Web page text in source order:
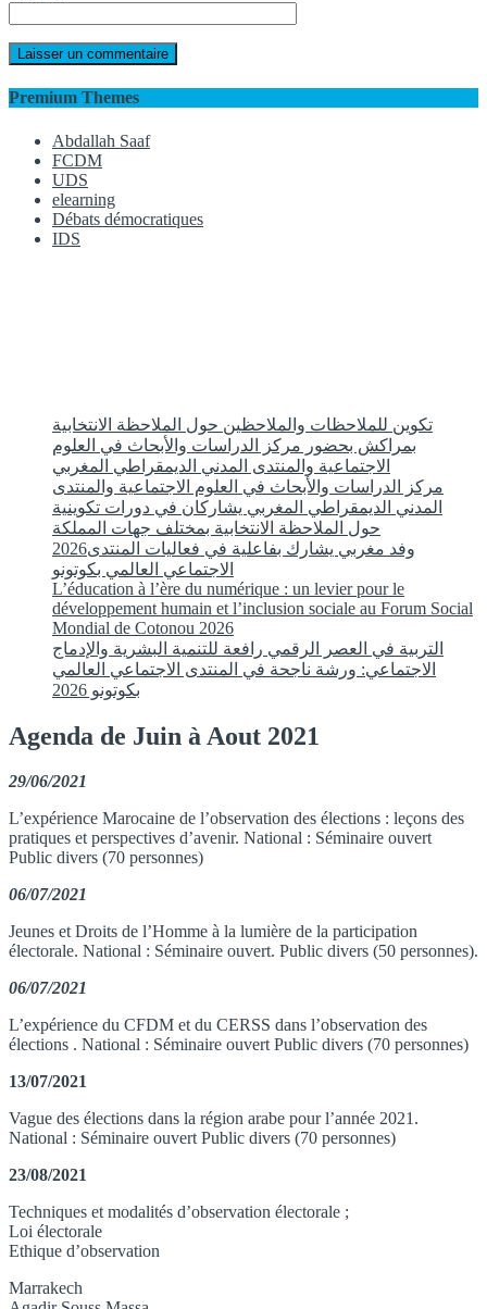
Premium Themes
Abdallah Saaf
FCDM
UDS
elearning
Débats démocratiques
IDS
تكوين للملاحظات والملاحظين حول الملاحظة الانتخابية
بمراكش بحضور مركز الدراسات والأبحاث في العلوم
الاجتماعية والمنتدى المدني الديمقراطي المغربي
مركز الدراسات والأبحاث في العلوم الاجتماعية والمنتدى
المدني الديمقراطي المغربي يشاركان في دورات تكوينية
حول الملاحظة الانتخابية بمختلف جهات المملكة
2026وفد مغربي يشارك بفاعلية في فعاليات المنتدى
الاجتماعي العالمي بكوتونو
L’éducation à l’ère du numérique : un levier pour le
développement humain et l’inclusion sociale au Forum Social
Mondial de Cotonou 2026
التربية في العصر الرقمي رافعة للتنمية البشرية والإدماج
الاجتماعي: ورشة ناجحة في المنتدى الاجتماعي العالمي
بكوتونو 2026
Agenda de Juin à Aout 2021
29/06/2021
L’expérience Marocaine de l’observation des élections : leçons des
pratiques et perspectives d’avenir. National : Séminaire ouvert
Public divers (70 personnes)
06/07/2021
Jeunes et Droits de l’Homme à la lumière de la participation
électorale. National : Séminaire ouvert. Public divers (50 personnes).
06/07/2021
L’expérience du CFDM et du CERSS dans l’observation des
élections . National : Séminaire ouvert Public divers (70 personnes)
13/07/2021
Vague des élections dans la région arabe pour l’année 2021.
National : Séminaire ouvert Public divers (70 personnes)
23/08/2021
Techniques et modalités d’observation électorale ;
Loi électorale
Ethique d’observation
Marrakech